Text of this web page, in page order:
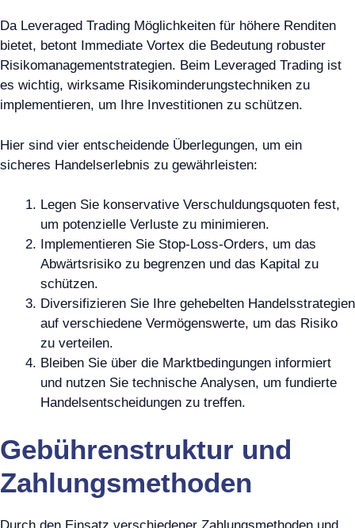
Da Leveraged Trading Möglichkeiten für höhere Renditen
bietet, betont Immediate Vortex die Bedeutung robuster
Risikomanagementstrategien. Beim Leveraged Trading ist
es wichtig, wirksame Risikominderungstechniken zu
implementieren, um Ihre Investitionen zu schützen.
Hier sind vier entscheidende Überlegungen, um ein
sicheres Handelserlebnis zu gewährleisten:
Legen Sie konservative Verschuldungsquoten fest,
um potenzielle Verluste zu minimieren.
Implementieren Sie Stop-Loss-Orders, um das
Abwärtsrisiko zu begrenzen und das Kapital zu
schützen.
Diversifizieren Sie Ihre gehebelten Handelsstrategien
auf verschiedene Vermögenswerte, um das Risiko
zu verteilen.
Bleiben Sie über die Marktbedingungen informiert
und nutzen Sie technische Analysen, um fundierte
Handelsentscheidungen zu treffen.
Gebührenstruktur und
Zahlungsmethoden
Durch den Einsatz verschiedener Zahlungsmethoden und